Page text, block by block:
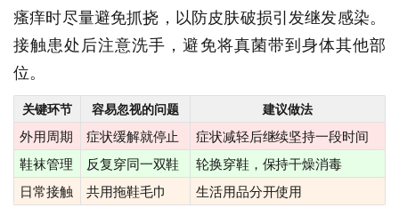
瘙痒时尽量避免抓挠，以防皮肤破损引发继发感染。
接触患处后注意洗手，避免将真菌带到身体其他部
位。
关键环节 容易忽视的问题 建议做法
外用周期 症状缓解就停止
症状减轻后继续坚持一段时间
鞋袜管理
反复穿同一双鞋
轮换穿鞋，保持干燥消毒
日常接触
共用拖鞋毛巾 生活用品分开使用